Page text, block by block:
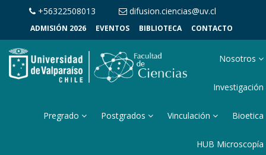
+56322508013 difusion.ciencias@uv.cl
ADMISIÓN 2026 EVENTOS BIBLIOTECA CONTACTO
Nosotros
Investigación
Pregrado Postgrados Vinculación Bioetica
HUB Microscopía